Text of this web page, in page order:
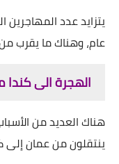
عام، وهناك ما يقرب من 15,000 طلب للهجرة إلى
الهجرة الى
هناك العديد من
ينتقلون من عمان إلى